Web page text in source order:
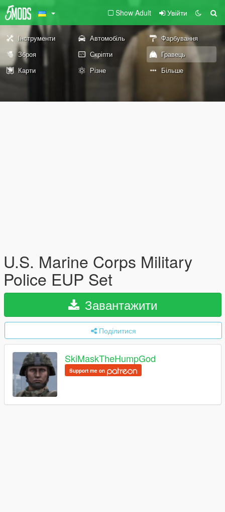
Show Adult Увійти
Інструменти Автомобіль
Фарбування
Зброя
Скріпти
Гравець
Карти
Різне Більше
U.S. Marine Corps Military
Police EUP Set
Завантажити
Поділитися
SkiMaskTheHumpGod
Support me on